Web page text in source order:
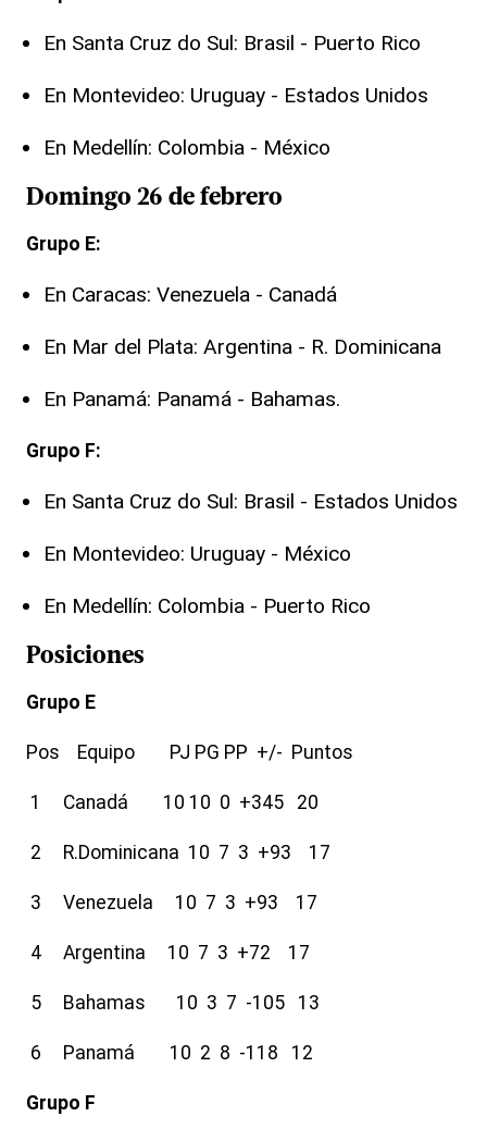
En Santa Cruz do Sul: Brasil - Puerto Rico
En Montevideo: Uruguay - Estados Unidos
En Medellín: Colombia - México
Domingo 26 de febrero
Grupo E:
En Caracas: Venezuela - Canadá
En Mar del Plata: Argentina - R. Dominicana
En Panamá: Panamá - Bahamas.
Grupo F:
En Santa Cruz do Sul: Brasil - Estados Unidos
En Montevideo: Uruguay - México
En Medellín: Colombia - Puerto Rico
Posiciones
Grupo E
Pos Equipo PJ PG PP +/- Puntos
1 Canadá 10 10 0 +345 20
2 R.Dominicana 10 7 3 +93 17
3 Venezuela 10 7 3 +93 17
4 Argentina 10 7 3 +72 17
5 Bahamas 10 3 7 -105 13
6 Panamá 10 2 8 -118 12
Grupo F